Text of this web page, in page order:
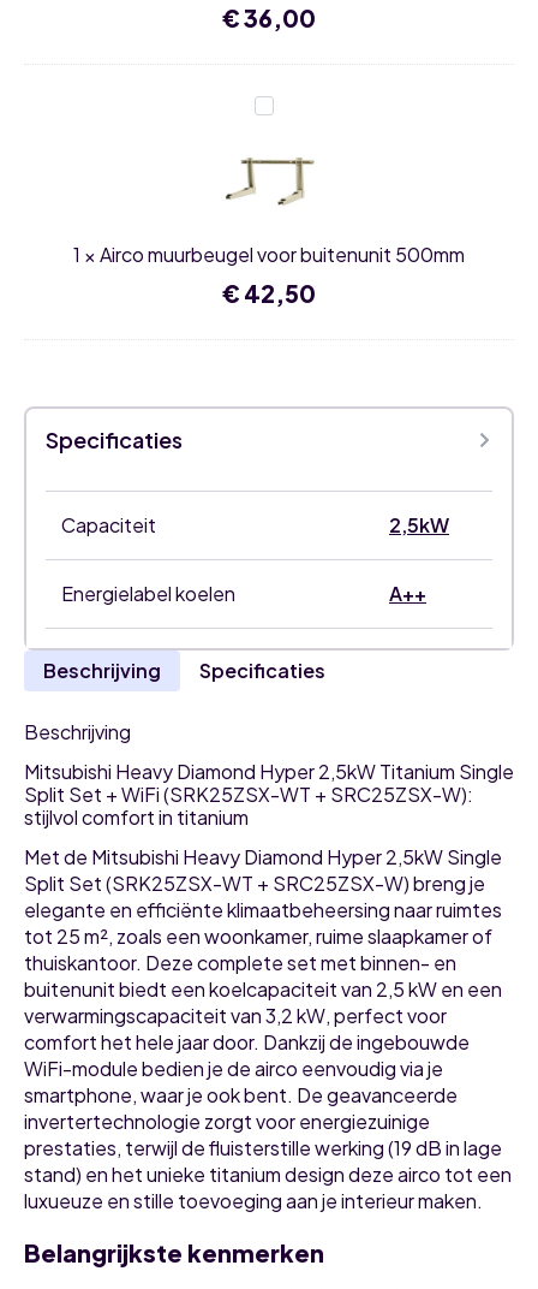
€36,00
Airco
muurbeugel
buitenunit
500mm
1 ×Airco muurbeugel voor buitenunit 500mm
€ 42,50
Specificaties
Capaciteit 2,5kW
Energielabel koelen A++
Beschrijving Specificaties
Beschrijving
Mitsubishi Heavy Diamond Hyper 2,5kW Titanium Single
Split Set + WiFi (SRK25ZSX-WT + SRC25ZSX-W):
stijlvol comfort in titanium
Met de Mitsubishi Heavy Diamond Hyper 2,5kW Single
Split Set (SRK25ZSX-WT + SRC25ZSX-W) breng je
elegante en efficiënte klimaatbeheersing naar ruimtes
tot 25 m², zoals een woonkamer, ruime slaapkamer of
thuiskantoor. Deze complete set met binnen- en
buitenunit biedt een koelcapaciteit van 2,5 kW en een
verwarmingscapaciteit van 3,2 kW, perfect voor
comfort het hele jaar door. Dankzij de ingebouwde
WiFi-module bedien je de airco eenvoudig via je
smartphone, waar je ook bent. De geavanceerde
invertertechnologie zorgt voor energiezuinige
prestaties, terwijl de fluisterstille werking (19 dB in lage
stand) en het unieke titanium design deze airco tot een
luxueuze en stille toevoeging aan je interieur maken.
Belangrijkste kenmerken